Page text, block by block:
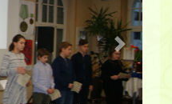
Next